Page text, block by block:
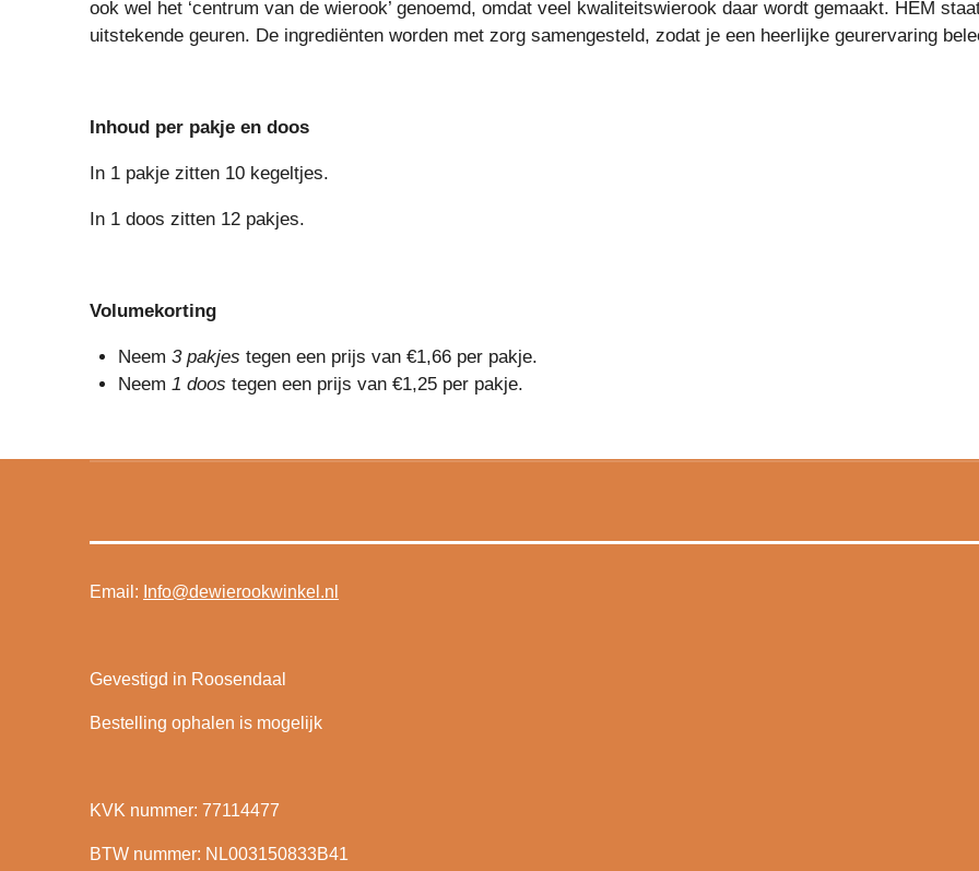
ook wel het ‘centrum van de wierook’ genoemd, omdat veel kwaliteitswierook daar wordt gemaakt. HEM
uitstekende geuren. De ingrediënten worden met zorg samengesteld, zodat je een heerlijke geurervaring
Inhoud per pakje en doos
In 1 pakje zitten 10 kegeltjes.
In 1 doos zitten 12 pakjes.
Volumekorting
Neem 3 pakjes tegen een prijs van €1,66 per pakje.
Neem 1 doos tegen een prijs van €1,25 per pakje.
Email: Info@dewierookwinkel.nl
Gevestigd in Roosendaal
Bestelling ophalen is mogelijk
KVK nummer: 77114477
BTW nummer: NL003150833B41